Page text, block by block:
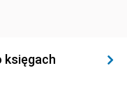
księgach